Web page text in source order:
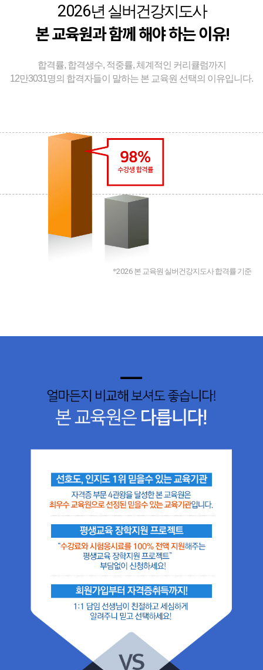
2026년 실버건강지도사
본 교육원과 함께 해야 하는 이유!
합격률, 합격생수, 적중률, 체계적인 커리큘럼까지
12만3031명의 합격자들이 말하는 본 교육원 선택의 이유입니다.
*2026 본 교육원 실버건강지도사 합격률 기준